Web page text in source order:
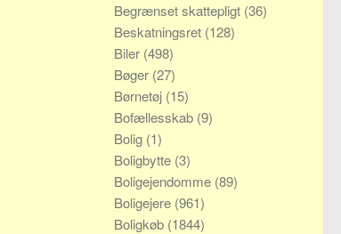
Begrænset skattepligt (36)
Beskatningsret (128)
Biler (498)
Bøger (27)
Børnetøj (15)
Bofællesskab (9)
Bolig (1)
Boligbytte (3)
Boligejendomme (89)
Boligejere (961)
Boligkøb (1844)